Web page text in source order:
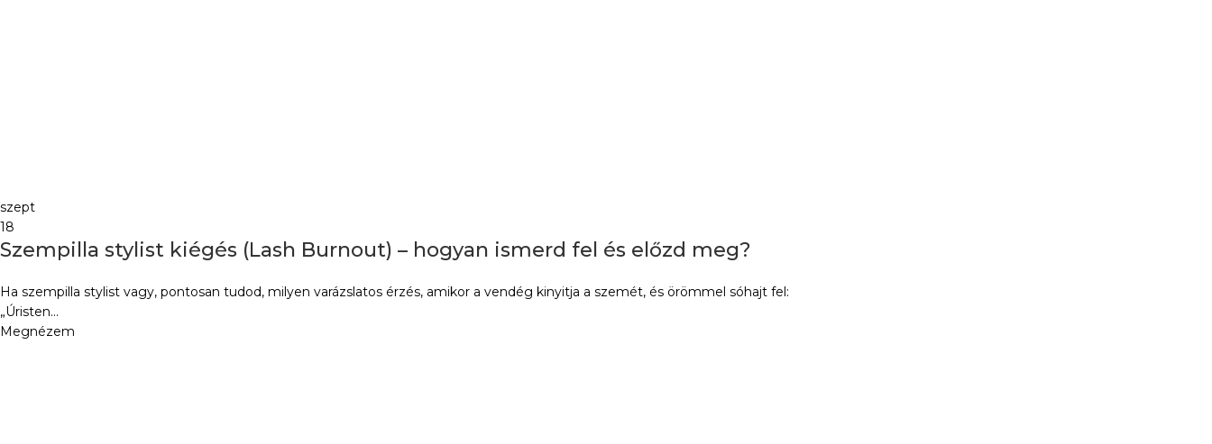
18
szept
Szempilla stylist kiégés (Lash Burnout) – hogyan ismerd fel és előzd meg?
Ha szempilla stylist vagy, pontosan tudod, milyen varázslatos érzés, amikor a vendég kinyitja a szemét, és örömmel sóhajt fel:
„Úristen...
Megnézem